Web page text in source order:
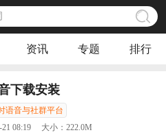
资讯 专题 排行
下载安装
语音与社群平台
08:19 大小： 222.0M